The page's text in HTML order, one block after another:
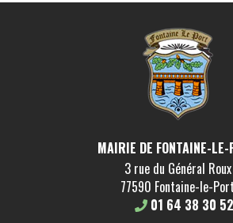
MAIRIE DE FONTAINE-LE-
3 rue du Général Roux
77590 Fontaine-le-Port
01 64 38 30 52